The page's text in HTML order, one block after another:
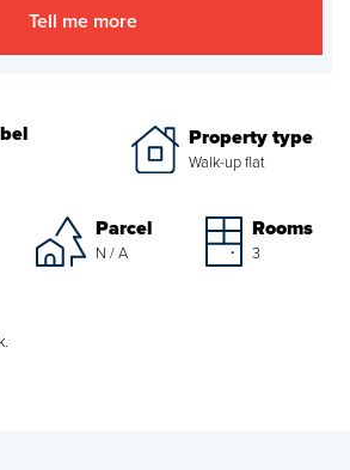
Tell me more
Property type
Walk-up flat
Parcel
N / A
Rooms
3